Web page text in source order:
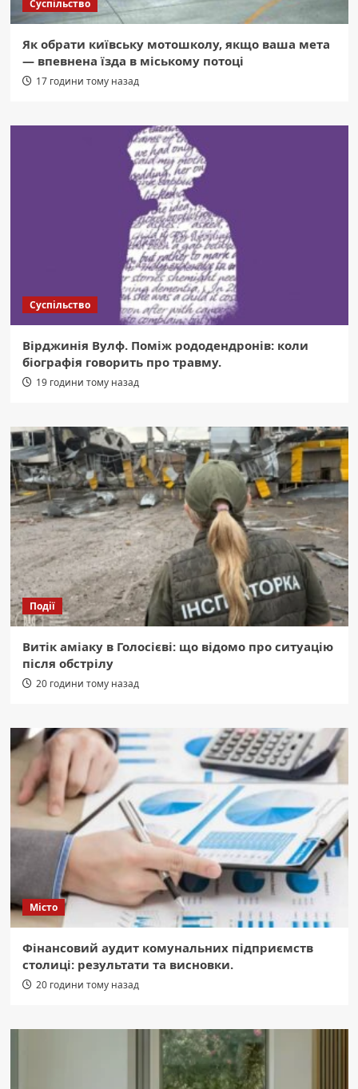
Суспільство
Як обрати київську мотошколу, якщо ваша мета
— впевнена їзда в міському потоці
17 години тому назад
Суспільство
Вірджинія Вулф. Поміж рододендронів: коли
біографія говорить про травму.
19 години тому назад
Події
Витік аміаку в Голосієві: що відомо про ситуацію
після обстрілу
20 години тому назад
Місто
Фінансовий аудит комунальних підприємств
столиці: результати та висновки.
20 години тому назад